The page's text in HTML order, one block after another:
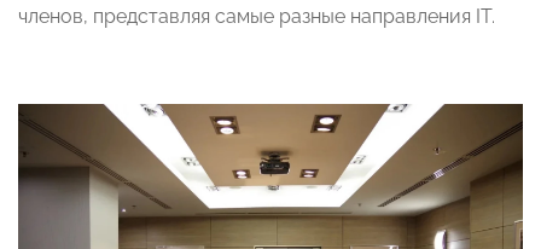
членов, представляя самые разные направления IT.